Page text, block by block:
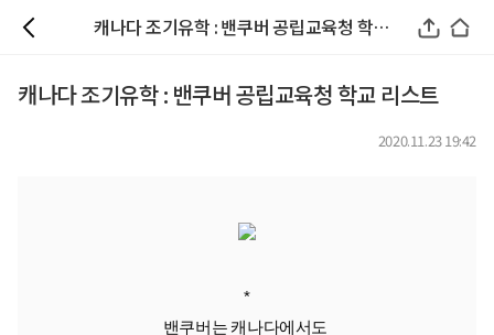
캐나다 조기유학 : 밴쿠버 공립교육청 학교 리스트
캐나다 조기유학 : 밴쿠버 공립교육청 학교 리스트
2020.11.23 19:42
*
밴쿠버는 캐나다에서도